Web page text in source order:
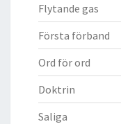
Flytande gas
Första förband
Ord för ord
Doktrin
Saliga